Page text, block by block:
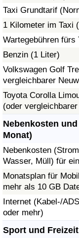
Taxi Grundtarif
1 Kilometer im Taxi
Wartegebühren fürs
Benzin (1 Liter)
Volkswagen Golf
vergleichbarer
Toyota Corolla
(oder
Nebenkosten
Monat)
Nebenkosten
Wasser, Müll) für
Monatsplan für
mehr als 10 GB
Internet (Kabel-/
oder mehr)
Sport und Freizeit